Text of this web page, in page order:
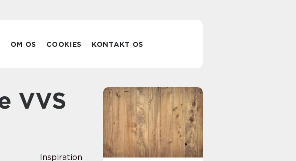
OM OS COOKIES KONTAKT OS
Inspiration